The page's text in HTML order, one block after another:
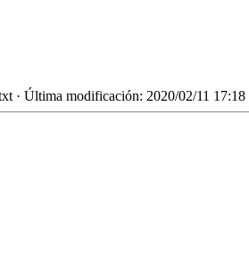
· Última modificación: 2020/02/11